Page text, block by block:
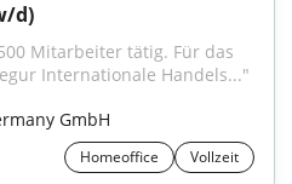
d)
Mitarbeiter tätig. Für das
Internationale Handels..."
GmbH
Homeoffice Vollzeit